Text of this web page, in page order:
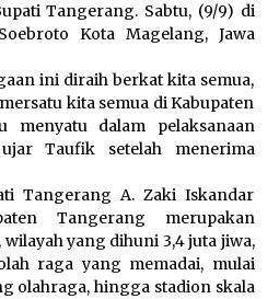
Indonesia Sports Summit
Resmi Dibuka, Siap Hadirkan
Beyond the Game
2026
Indonesia Diharapkan
Usai Takluk dari Vietnam di
2026
2026
Tangerang. Sabtu, (9/9) di
Kota Magelang, Jawa
ini diraih berkat kita semua,
kita semua di Kabupaten
menyatu dalam pelaksanaan
Taufik setelah menerima
Tangerang A. Zaki Iskandar
Tangerang merupakan
yang dihuni 3,4 juta jiwa,
raga yang memadai, mulai
olahraga, hingga stadion skala